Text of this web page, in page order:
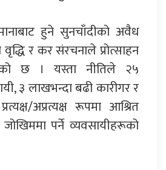
हुने सुनचाँदीको अवैध
र कर संरचनाले प्रोत्साहन
छ । यस्ता नीतिले २५
३ लाखभन्दा बढी कारीगर र
अप्रत्यक्ष रूपमा आश्रित
पर्ने व्यवसायीहरूको